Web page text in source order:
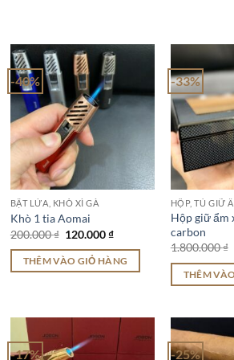
-40%
BẬT LỬA, KHÒ XÌ GÀ
Khò 1 tia Aomai
200.000₫ Giá
là:
200.000 ₫.
120.000₫Giá
tại
là:
THÊM VÀO GIỎ HÀNG
-33%
HỘP, TỦ GIỮ
Hộp giữ ẩm
carbon
1.800.000₫
THÊM
-17% -25%